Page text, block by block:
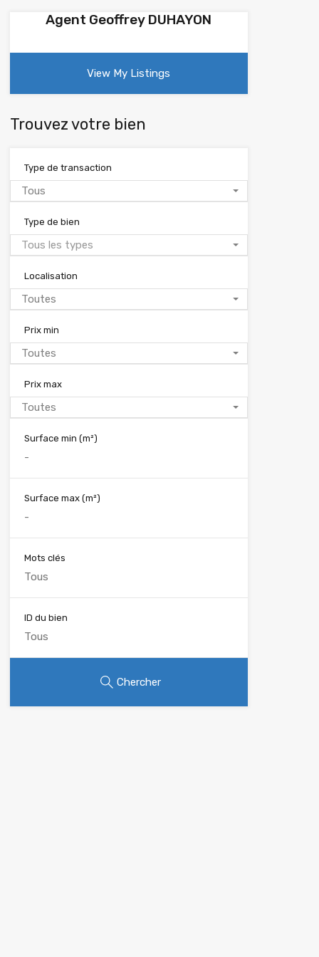
Agent Geoffrey DUHAYON
View My Listings
Trouvez votre bien
Type de transaction
Tous
Type de bien
Tous les types
Localisation
Toutes
Prix min
Toutes
Prix max
Toutes
Surface min (m²)
Surface max (m²)
Mots clés
ID du bien
Chercher